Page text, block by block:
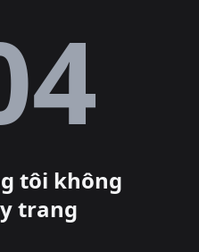
tôi không
trang